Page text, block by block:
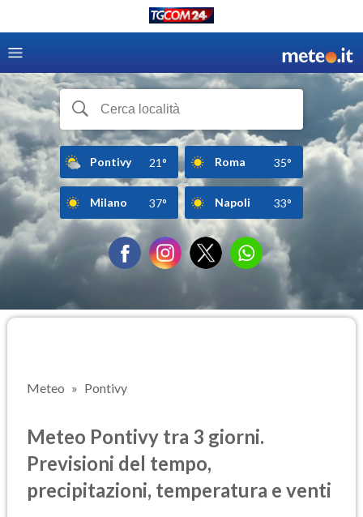
Pontivy 21° Roma 35°
Milano 37° Napoli 33°
Meteo Pontivy
Meteo Pontivy tra 3 giorni.
Previsioni del tempo,
precipitazioni, temperatura e venti